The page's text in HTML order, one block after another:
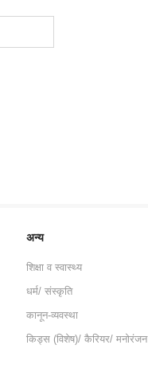
अन्य
शिक्षा व स्वास्थ्य
धर्म/ संस्कृति
कानून-व्यवस्था
किड्स (विशेष)/ कैरियर/ मनोरंजन